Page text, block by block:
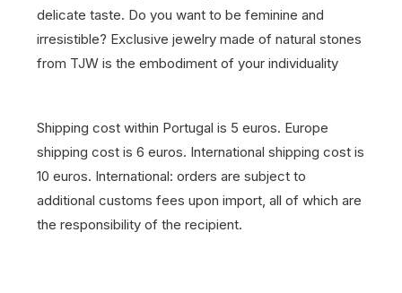
delicate taste. Do you want to be feminine and
irresistible? Exclusive jewelry made of natural stones
from TJW is the embodiment of your individuality
Shipping cost within Portugal is 5 euros. Europe
shipping cost is 6 euros. International shipping cost is
10 euros. International: orders are subject to
additional customs fees upon import, all of which are
the responsibility of the recipient.